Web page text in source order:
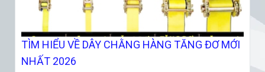
TÌM HIỂU VỀ DÂY CHẰNG HÀNG TĂNG ĐƠ MỚI
NHẤT 2026